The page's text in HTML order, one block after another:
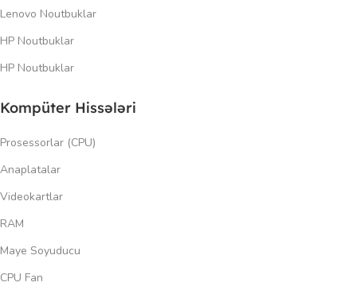
Lenovo Noutbuklar
HP Noutbuklar
HP Noutbuklar
Kompüter Hissələri
Prosessorlar (CPU)
Anaplatalar
Videokartlar
RAM
Maye Soyuducu
CPU Fan